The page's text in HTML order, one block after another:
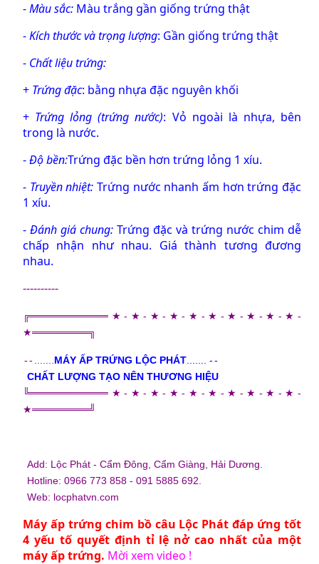
-Màu sắc: Màu trắng gần giống trứng thật
-Kích thước và trọng lượng: Gần giống trứng thật
- Chất liệu trứng:
+ Trứng đặc: bằng nhựa đặc nguyên khối
+ Trứng lỏng (trứng nước): Vỏ ngoài là nhựa, bên
trong là nước.
-Độ bền:Trứng đặc bền hơn trứng lỏng 1 xíu.
- Truyền nhiệt: Trứng nước nhanh ấm hơn trứng đặc
1 xíu.
- Đánh giá chung: Trứng đặc và trứng nước chim dễ
chấp nhận như nhau. Giá thành tương đương
nhau.
----------
╔═══════════★-★-★-★-★-★-★-★-★-★-
★════════╗
-- MÁY ẤP TRỨNG LỘC PHÁT --
CHẤT LƯỢNG TẠO NÊN THƯƠNG HIỆU
╚═══════════★-★-★-★-★-★-★-★-★-★-
★════════╝
Add: Lộc Phát - Cẩm Đông, Cẩm Giàng, Hải Dương.
Hotline: 0966 773 858 - 091 5885 692.
Web: locphatvn.com
Máy ấp trứng chim bồ câu Lộc Phát đáp ứng tốt
4 yếu tố quyết định tỉ lệ nở cao nhất của một
máy ấp trứng. Mời xem video !